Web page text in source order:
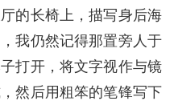
的长椅上，描写身后海
我仍然记得那置旁人于
打开，将文字视作与镜
然后用粗笨的笔锋写下